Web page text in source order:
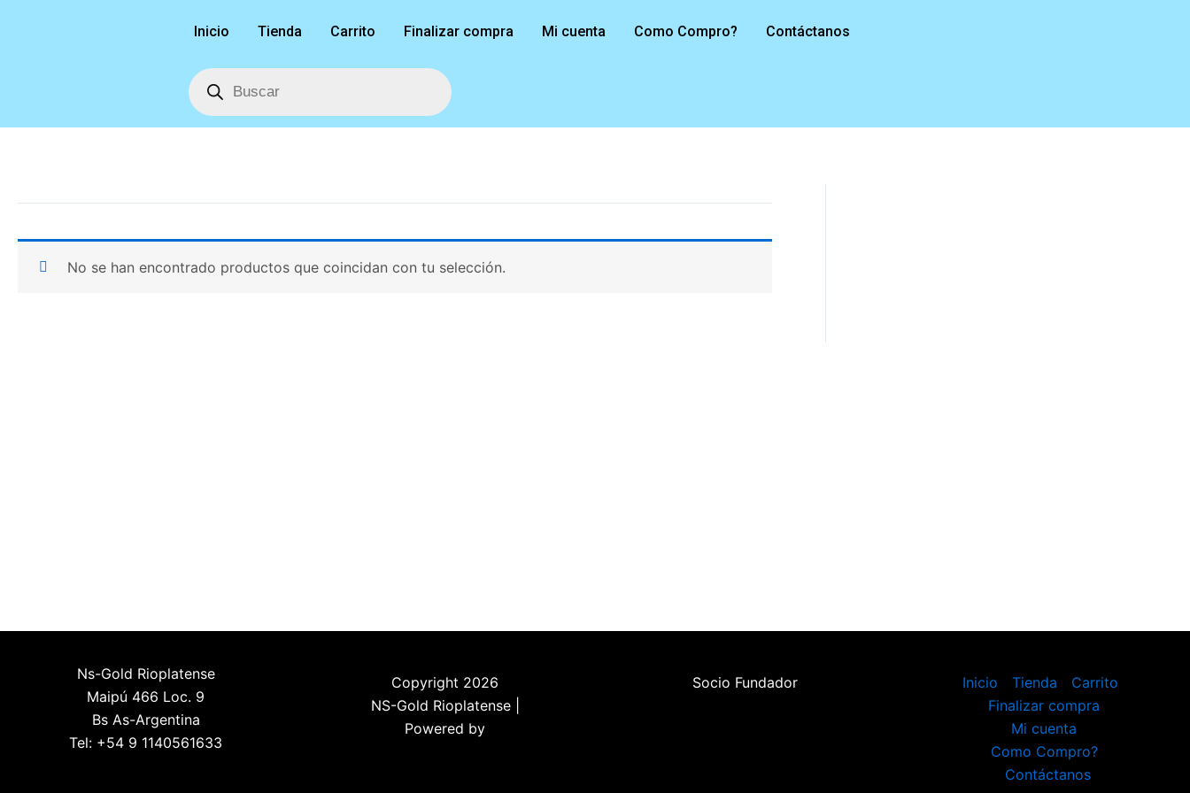
Inicio Tienda Carrito Finalizar compra Mi cuenta Como Compro?
Contáctanos
Búsqueda
de
productos
No se han encontrado productos que coincidan con tu selección.
Ns-Gold Rioplatense
Maipú 466 Loc. 9
Bs As-Argentina
Tel: +54 9 1140561633
Copyright 2026
NS-Gold Rioplatense |
Powered by
Socio Fundador Inicio Tienda
Carrito
Finalizar compra
Mi cuenta
Como Compro?
Contáctanos